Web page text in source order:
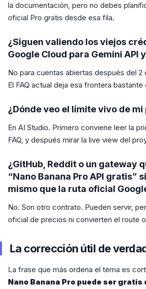
la documentación, pero no debes
oficial Pro gratis desde esa fila.
¿Siguen valiendo los viejos
Google Cloud para Gemini API
No para cuentas abiertas después del 2
El FAQ actual deja esa frontera bastante
¿Dónde veo el límite vivo de
En AI Studio. Primero conviene leer la
FAQ, y después mirar la live view del
¿GitHub, Reddit o un gateway
“Nano Banana Pro API gratis”
mismo que la ruta oficial
No. Son otro contrato. Pueden servir,
oficial de precios ni convierten el route
La corrección útil de
La frase que más ordena el tema es
Nano Banana Pro puede ser